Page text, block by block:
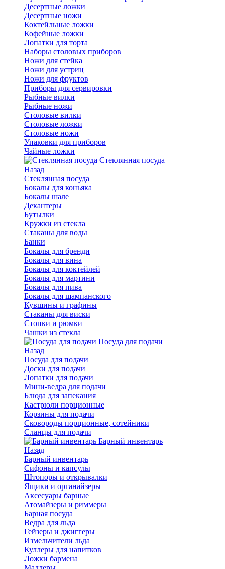
Десертные ложки
Десертные ножи
Коктейльные ложки
Кофейные ложки
Лопатки для торта
Наборы столовых приборов
Ножи для стейка
Ножи для устриц
Ножи для фруктов
Приборы для сервировки
Рыбные вилки
Рыбные ножи
Столовые вилки
Столовые ложки
Столовые ножи
Упаковки для приборов
Чайные ложки
Стеклянная посуда
Назад
Стеклянная посуда
Бокалы для коньяка
Бокалы шале
Декантеры
Бутылки
Кружки из стекла
Стаканы для воды
Банки
Бокалы для бренди
Бокалы для вина
Бокалы для коктейлей
Бокалы для мартини
Бокалы для пива
Бокалы для шампанского
Кувшины и графины
Стаканы для виски
Стопки и рюмки
Чашки из стекла
Посуда для подачи
Назад
Посуда для подачи
Доски для подачи
Лопатки для подачи
Мини-ведра для подачи
Блюда для запекания
Кастрюли порционные
Корзины для подачи
Сковороды порционные, сотейники
Сланцы для подачи
Барный инвентарь
Назад
Барный инвентарь
Сифоны и капсулы
Штопоры и открывалки
Ящики и органайзеры
Аксесуары барные
Атомайзеры и риммеры
Барная посуда
Ведра для льда
Гейзеры и джиггеры
Измельчители льда
Куллеры для напитков
Ложки бармена